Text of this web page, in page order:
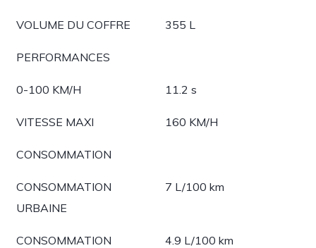
VOLUME DU COFFRE 355 L
PERFORMANCES
0-100 KM/H 11.2 s
VITESSE MAXI 160 KM/H
CONSOMMATION
CONSOMMATION
URBAINE
7 L/100 km
CONSOMMATION
4.9 L/100 km